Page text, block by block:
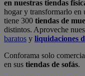
en nuestras tiendas
hogar y transformarlo en
tiene 300 tiendas de
distintos. Aproveche
baratos y liquidaciones
Conforama solo
en sus tiendas de sofás.